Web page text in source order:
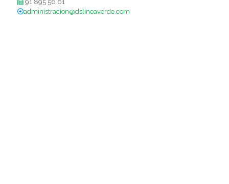
91 895 56 01
administracion@dslineaverde.com